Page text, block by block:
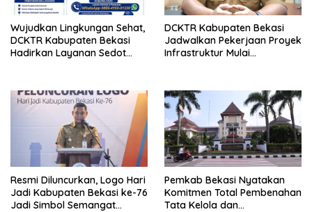
Wujudkan Lingkungan Sehat,
DCKTR Kabupaten Bekasi
Hadirkan Layanan Sedot
DCKTR Kabupaten Bekasi
Jadwalkan Pekerjaan Proyek
Infrastruktur Mulai
Resmi Diluncurkan, Logo Hari
Jadi Kabupaten Bekasi ke-76
Jadi Simbol Semangat
Pemkab Bekasi Nyatakan
Komitmen Total Pembenahan
Tata Kelola dan